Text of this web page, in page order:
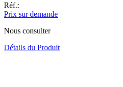
Réf.:
Prix sur demande
Nous consulter
Détails du Produit